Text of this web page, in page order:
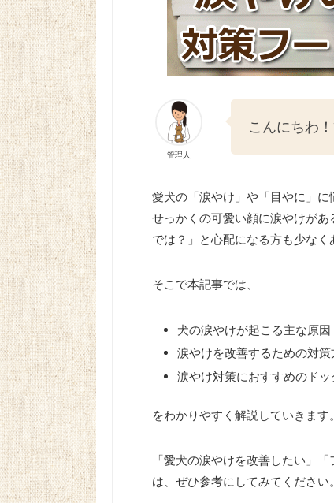
管理人
こんにちわ
愛犬の「涙やけ」や「目やに」に
せっかくの可愛い顔に涙やけが
では？」と心配になる方も少なく
そこで本記事では、
犬の涙やけが起こる主な原因
涙やけを改善するための対策
涙やけ対策におすすめのド
をわかりやすく解説していきます。
「愛犬の涙やけを改善したい」
は、ぜひ参考にしてみてください。